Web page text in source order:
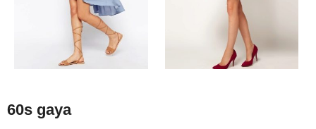
60s gaya